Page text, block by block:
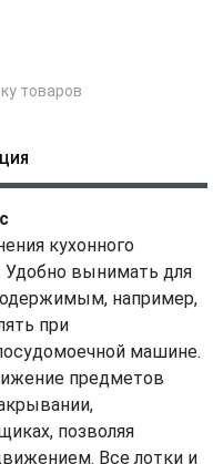
товаров
кухонного
Удобно вынимать для
например,
при
машине.
предметов
позволяя
Все лотки и